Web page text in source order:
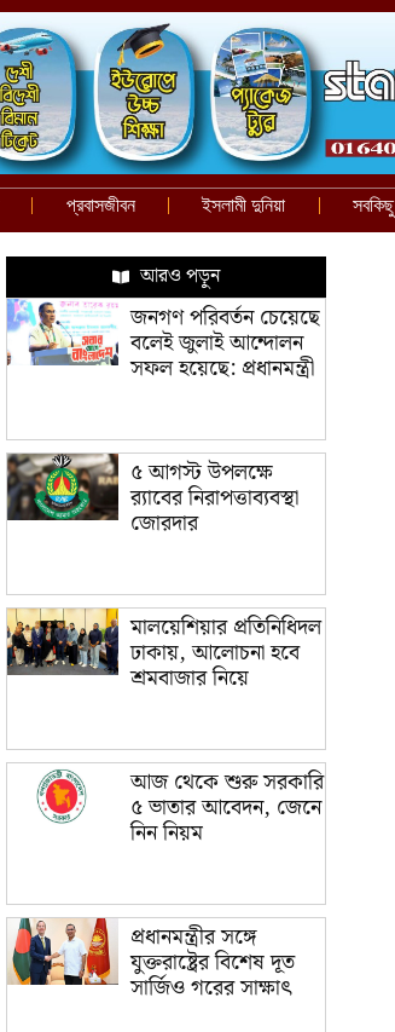
প্রবাসজীবন ইসলামী দুনিয়া সবকিছু
আরও পড়ুন
জনগণ পরিবর্তন চেয়েছে
বলেই জুলাই আন্দোলন
সফল হয়েছে: প্রধানমন্ত্রী
৫ আগস্ট উপলক্ষে
র‌্যাবের নিরাপত্তাব্যবস্থা
জোরদার
মালয়েশিয়ার প্রতিনিধিদল
ঢাকায়, আলোচনা হবে
শ্রমবাজার নিয়ে
আজ থেকে শুরু সরকারি
৫ ভাতার আবেদন, জেনে
নিন নিয়ম
প্রধানমন্ত্রীর সঙ্গে
যুক্তরাষ্ট্রের বিশেষ দূত
সার্জিও গরের সাক্ষাৎ